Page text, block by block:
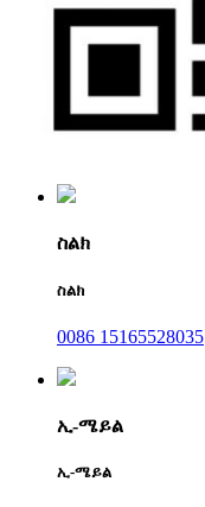
ስልክ
ስልክ
0086 15165528035
ኢ-ሜይል
ኢ-ሜይል